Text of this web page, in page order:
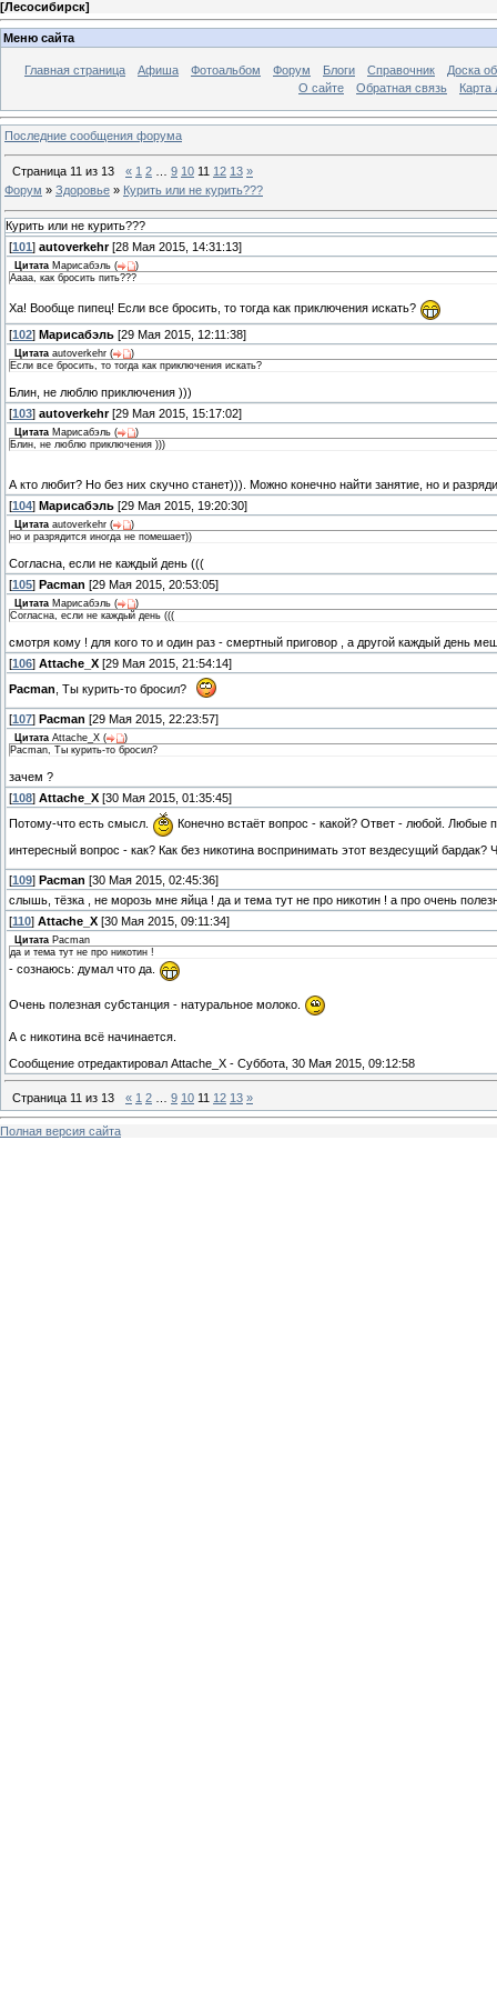
[Лесосибирск]
Меню сайта
Главная страница Афиша Фотоальбом Форум Блоги Справочник
Доска
О сайте
Обратная связь Карта
Последние сообщения форума
Страница 11 из 13 « 1 2 9 10 11 12 13 »
Форум » Здоровье » Курить или не курить???
Курить или не курить???
[101] autoverkehr[28 Мая 2015, 14:31:13]
Цитата Марисабэль (
)
Аааа, как бросить пить???
Ха! Вообще пипец! Если все бросить, то тогда как приключения искать?
[102] Марисабэль [29 Мая 2015, 12:11:38]
Цитата autoverkehr (
)
Если все бросить, то тогда как приключения искать?
Блин, не люблю приключения )))
[103] autoverkehr[29 Мая 2015, 15:17:02]
Цитата Марисабэль (
)
Блин, не люблю приключения )))
А кто любит? Но без них скучно станет))). Можно конечно найти занятие, но и
[104] Марисабэль [29 Мая 2015, 19:20:30]
Цитата autoverkehr (
)
но и разрядится иногда не помешает))
Согласна, если не каждый день (((
[105] Pacman [29 Мая 2015, 20:53:05]
Цитата Марисабэль (
)
Согласна, если не каждый день (((
смотря кому ! для кого то и один раз - смертный приговор , а другой каждый день
[106] Attache_X [29 Мая 2015, 21:54:14]
Pacman , Ты курить-то бросил?
[107] Pacman [29 Мая 2015, 22:23:57]
Цитата Attache_X (
)
Pacman, Ты курить-то бросил?
зачем ?
[108] Attache_X [30 Мая 2015, 01:35:45]
Потому-что есть смысл.
Конечно встаёт вопрос - какой? Ответ - любой. Любые
интересный вопрос - как? Как без никотина воспринимать этот вездесущий
[109] Pacman [30 Мая 2015, 02:45:36]
слышь, тёзка , не морозь мне яйца ! да и тема тут не про никотин ! а про очень
[110] Attache_X [30 Мая 2015, 09:11:34]
Цитата Pacman
да и тема тут не про никотин !
- сознаюсь: думал что да.
Очень полезная субстанция - натуральное молоко.
А с никотина всё начинается.
Сообщение отредактировал Attache_X - Суббота, 30 Мая 2015, 09:12:58
Страница 11 из 13 « 1 2 9 10 11 12 13 »
Полная версия сайта